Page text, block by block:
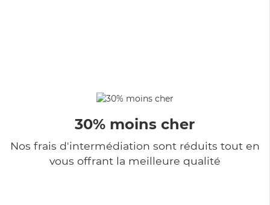
30% moins cher
Nos frais d'intermédiation sont réduits tout en
vous offrant la meilleure qualité